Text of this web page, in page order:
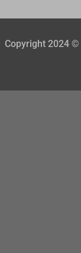
Copyright 2024 ©